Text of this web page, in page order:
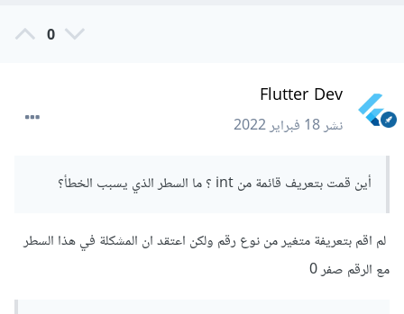
0
Flutter Dev
نشر18 فبراير 2022
أين قمت بتعريف قائمة من int ؟ ما السطر الذي يسبب الخطأ؟
لم اقم بتعريفة متغير من نوع رقم ولكن اعتقد ان المشكلة في هذا السطر
مع الرقم صفر 0